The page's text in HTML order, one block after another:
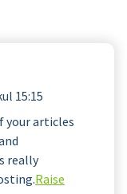
15:15
your articles
really
Raise